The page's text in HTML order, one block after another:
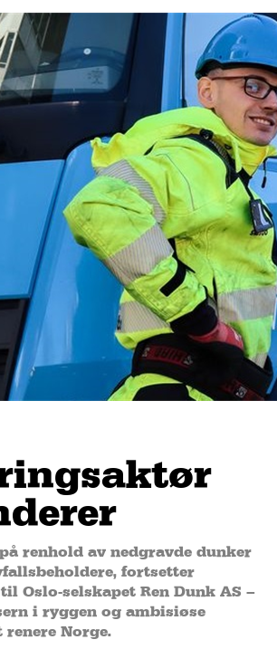
renhold av nedgravde dunker
fortsetter
Oslo-selskapet Ren Dunk AS –
i ryggen og ambisiøse
Norge.